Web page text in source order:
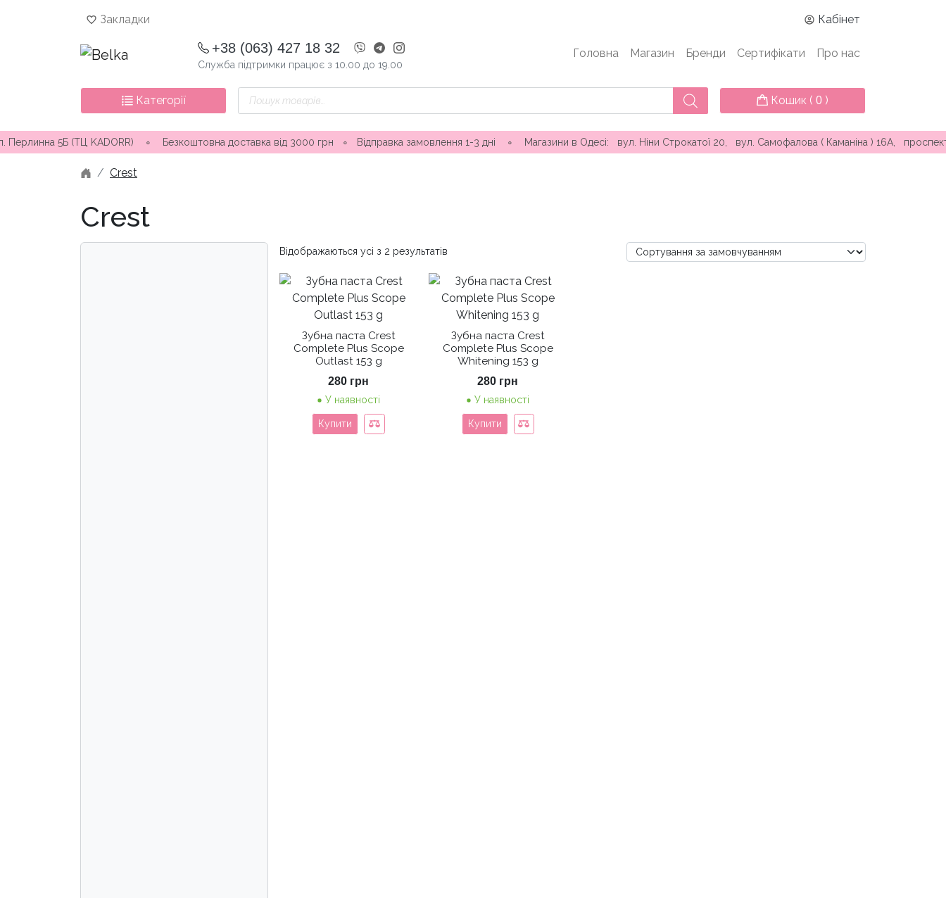
Закладки Кабінет
+38 (063) 427 18 32
Служба підтримки працює з 10.00 до 19.00
Головна Магазин Бренди Сертифікати Про нас
Категорії
Пошук
товарів
Кошик ( 0 )
∘ Безкоштовна доставка від 3000 грн∘Відправка замовлення 1-3 дні ∘ Магазини в Одесі: вул. Ніни Строкатої 20, вул. Самофалова ( Каманіна ) 16А, проспект Князя
Crest
Crest
Відображаються усі з 2 результатів
Зубна паста Crest
Complete Plus Scope
Outlast 153 g
280 грн
У наявності
Купити
Зубна паста Crest
Complete Plus Scope
Whitening 153 g
280 грн
У наявності
Купити